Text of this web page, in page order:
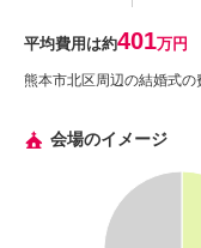
平均費用は約401万円
熊本市北区周辺の結婚式の
会場のイメージ